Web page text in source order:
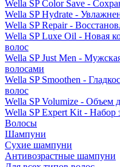
Wella SP Color Save -
Wella SP Hydrate -
Wella SP Repair -
Wella SP Luxe Oil - Новая
волос
Wella SP Just Men -
волосами
Wella SP Smoothen -
волос
Wella SP Volumize - Объем
Wella SP Expert Kit - Набор
Волосы
Шампуни
Сухие шампуни
Антивозрастные шампуни